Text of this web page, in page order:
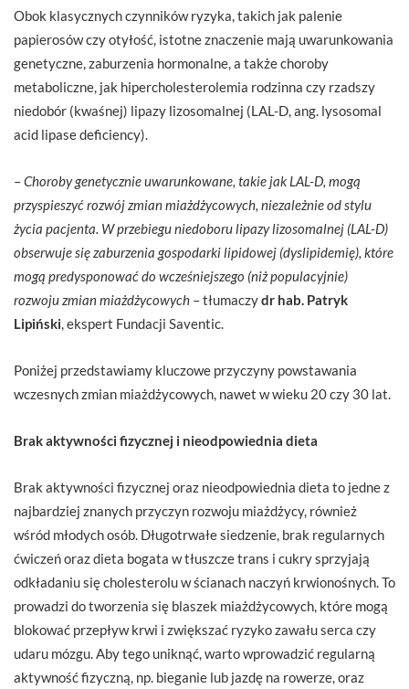
Obok klasycznych czynników ryzyka, takich jak palenie
papierosów czy otyłość, istotne znaczenie mają uwarunkowania
genetyczne, zaburzenia hormonalne, a także choroby
metaboliczne, jak hipercholesterolemia rodzinna czy rzadszy
niedobór (kwaśnej) lipazy lizosomalnej (LAL-D, ang. lysosomal
acid lipase deficiency).
–Choroby genetycznie uwarunkowane, takie jak LAL-D, mogą
przyspieszyć rozwój zmian miażdżycowych, niezależnie od stylu
życia pacjenta. W przebiegu niedoboru lipazy lizosomalnej (LAL-D)
obserwuje się zaburzenia gospodarki lipidowej (dyslipidemię), które
mogą predysponować do wcześniejszego (niż populacyjnie)
rozwoju zmian miażdżycowych – tłumaczydr hab. Patryk
Lipiński , ekspert Fundacji Saventic.
Poniżej przedstawiamy kluczowe przyczyny powstawania
wczesnych zmian miażdżycowych, nawet w wieku 20 czy 30 lat.
Brak aktywności fizycznej i nieodpowiednia dieta
Brak aktywności fizycznej oraz nieodpowiednia dieta to jedne z
najbardziej znanych przyczyn rozwoju miażdżycy, również
wśród młodych osób. Długotrwałe siedzenie, brak regularnych
ćwiczeń oraz dieta bogata w tłuszcze trans i cukry sprzyjają
odkładaniu się cholesterolu w ścianach naczyń krwionośnych. To
prowadzi do tworzenia się blaszek miażdżycowych, które mogą
blokować przepływ krwi i zwiększać ryzyko zawału serca czy
udaru mózgu. Aby tego uniknąć, warto wprowadzić regularną
aktywność fizyczną, np. bieganie lub jazdę na rowerze, oraz